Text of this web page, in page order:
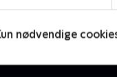
nødvendige